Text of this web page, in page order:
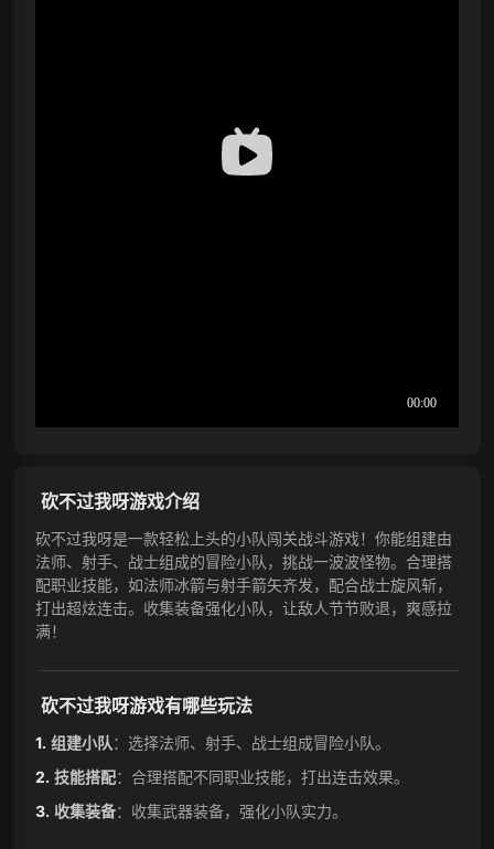
砍不过我呀游戏介绍
砍不过我呀是一款轻松上头的小队闯关战斗游戏！你能组建由
法师、射手、战士组成的冒险小队，挑战一波波怪物。合理搭
配职业技能，如法师冰箭与射手箭矢齐发，配合战士旋风斩，
打出超炫连击。收集装备强化小队，让敌人节节败退，爽感拉
满！
砍不过我呀游戏有哪些玩法
组建小队：选择法师、射手、战士组成冒险小队。
技能搭配：合理搭配不同职业技能，打出连击效果。
收集装备：收集武器装备，强化小队实力。